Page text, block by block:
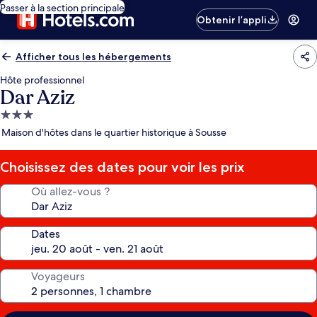
Passer à la section principale
Obtenir l’appli
Afficher tous les hébergements
Hôte professionnel
Dar Aziz
Hébergement
3.0 étoiles
Maison d'hôtes dans le quartier historique à Sousse
Choisissez des dates pour voir les prix
Où allez-vous ?
Dates
Voyageurs